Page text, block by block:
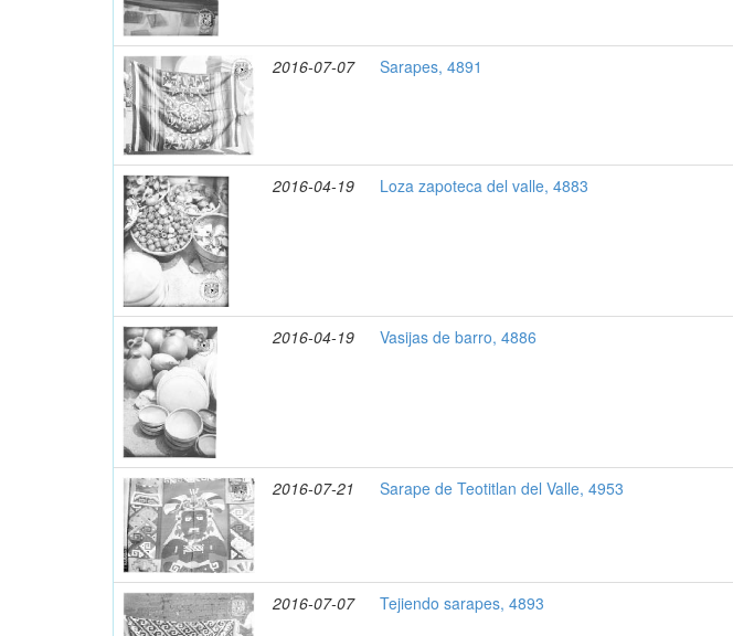
2016-07-07 Sarapes, 4891
2016-04-19 Loza zapoteca del valle, 4883
2016-04-19 Vasijas de barro, 4886
2016-07-21 Sarape de Teotitlan del Valle, 4953
2016-07-07 Tejiendo sarapes, 4893